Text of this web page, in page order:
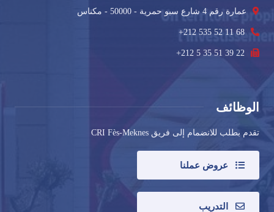
عمارة رقم 4 شارع سبو حمرية - 50000 - مكناس
+212 535 52 11 68
+212 5 35 51 39 22
الوظائف
تقدم بطلب للانضمام إلى فريق CRI Fès-Meknes
عروض عملنا
التدريب